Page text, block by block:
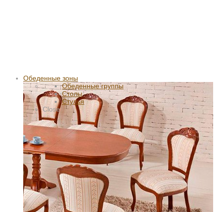
Обеденные зоны
Обеденные группы
Столы
Стулья
Close